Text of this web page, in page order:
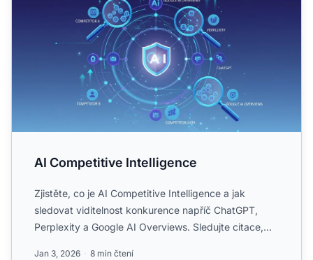
AI Competitive Intelligence
Zjistěte, co je AI Competitive Intelligence a jak
sledovat viditelnost konkurence napříč ChatGPT,
Perplexity a Google AI Overviews. Sledujte citace,
Jan 3, 2026 8 min čtení